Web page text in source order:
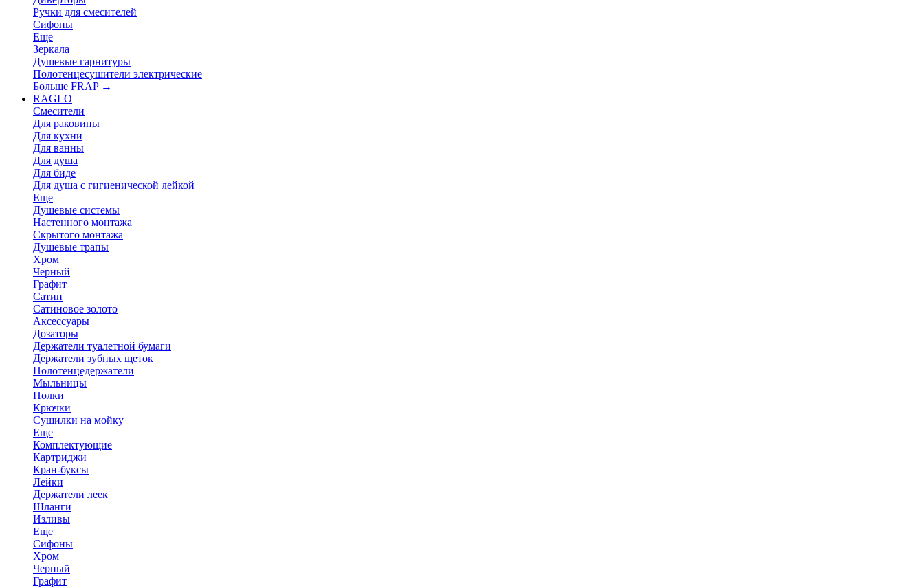
Ручки для смесителей
Сифоны
Еще
Зеркала
Душевые гарнитуры
Полотенцесушители электрические
Больше FRAP →
RAGLO
Смесители
Для раковины
Для кухни
Для ванны
Для душа
Для биде
Для душа с гигиенической лейкой
Еще
Душевые системы
Настенного монтажа
Скрытого монтажа
Душевые трапы
Хром
Черный
Графит
Сатин
Сатиновое золото
Аксессуары
Дозаторы
Держатели туалетной бумаги
Держатели зубных щеток
Полотенцедержатели
Мыльницы
Полки
Крючки
Сушилки на мойку
Еще
Комплектующие
Картриджи
Кран-буксы
Лейки
Держатели леек
Шланги
Изливы
Еще
Сифоны
Хром
Черный
Графит